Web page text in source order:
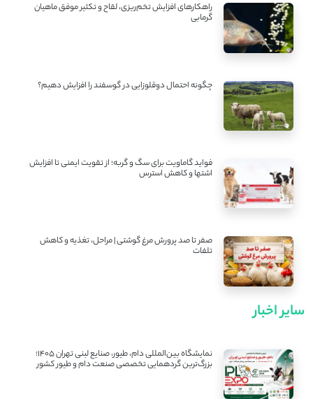
راهکارهای افزایش تخم‌ریزی، لقاح و تکثیر موفق ماهیان
گرمابی
چگونه احتمال دوقلوزایی در گوسفند را افزایش دهیم؟
فواید گاماویت برای سگ و گربه؛ از تقویت ایمنی تا افزایش
اشتها و کاهش استرس
صفر تا صد پرورش مرغ گوشتی | مراحل، تغذیه و کاهش
تلفات
سایر اخبار
نمایشگاه بین‌المللی دام، طیور، صنایع لبنی تهران ۱۴۰۵؛
بزرگ‌ترین گردهمایی تخصصی صنعت دام و طیور کشور